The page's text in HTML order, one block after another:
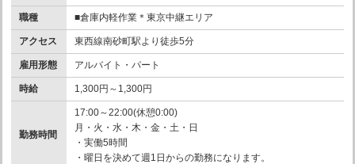
職種 ■倉庫内軽作業＊東京中継エリア
アクセス 東西線南砂町駅より徒歩5分
雇用形態 アルバイト・パート
時給 1,300円～1,300円
勤務時間
17:00～22:00(休憩0:00)
月・火・水・木・金・土・日
・実働5時間
・曜日を決めて週1日からの勤務になります。